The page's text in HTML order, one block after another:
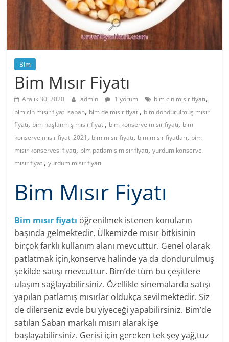
Bim
Bim Mısır Fiyatı
Aralık 30, 2020 admin 1 yorum bim cin mısır fiyatı,
bim cin mısır fiyatı saban, bim de mısır fiyatı, bim dondurulmuş mısır
fiyatı, bim haşlanmış mısır fiyatı, bim konserve mısır fiyatı, bim
konserve mısır fiyatı 2021, bim mısır fiyatı, bim mısır fiyatları, bim
mısır konservesi fiyatı, bim patlamış mısır fiyatı,yurdum konserve
mısır fiyatı,yurdum mısır fiyatı
Bim Mısır Fiyatı
Bim mısır fiyatı öğrenilmek istenen konuların
başında gelmektedir. Ülkemizde mısır bitkisinin
birçok farklı kullanım alanı mevcuttur. Genel olarak
patlatmak için,konserve halinde ya da dondurulmuş
şekilde satışı mevcuttur. Bim’de tüm bu çeşitlere
ulaşım sağlayabilirsiniz. Özellikle sinemalarda satışı
yapılan patlamış mısırlar oldukça sevilmektedir. Siz
de dilerseniz evde bu yiyeceği yapabilirsiniz. Bim’de
satılan Saban markalı mısırı alarak işe
başlayabilirsiniz. Gerisi için gereken tek şey yağ,tuz